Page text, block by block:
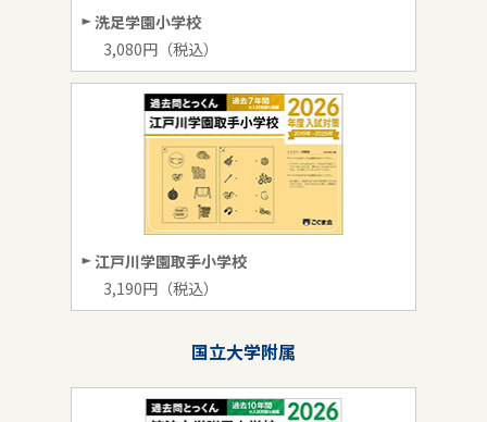
洗足学園小学校
3,080円（税込）
江戸川学園取手小学校
3,190円（税込）
国立大学附属